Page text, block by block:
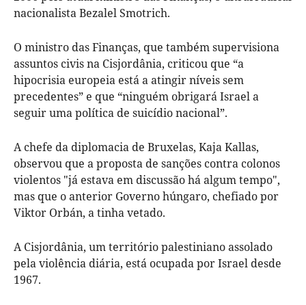
nacionalista Bezalel Smotrich.
O ministro das Finanças, que também supervisiona
assuntos civis na Cisjordânia, criticou que “a
hipocrisia europeia está a atingir níveis sem
precedentes” e que “ninguém obrigará Israel a
seguir uma política de suicídio nacional”.
A chefe da diplomacia de Bruxelas, Kaja Kallas,
observou que a proposta de sanções contra colonos
violentos "já estava em discussão há algum tempo",
mas que o anterior Governo húngaro, chefiado por
Viktor Orbán, a tinha vetado.
A Cisjordânia, um território palestiniano assolado
pela violência diária, está ocupada por Israel desde
1967.